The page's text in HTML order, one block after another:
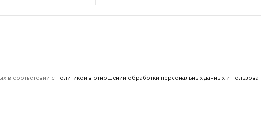
в соответсвии с Политикой в отношении обработки персональных данных и